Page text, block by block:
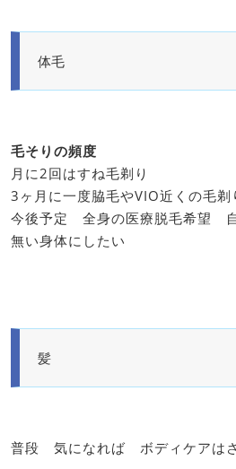
体毛
毛そりの頻度
月に2回はすね毛剃り
3ヶ月に一度脇毛やVIO近くの毛剃
今後予定 全身の医療脱毛希望
無い身体にしたい
髪
普段 気になれば ボディケアは